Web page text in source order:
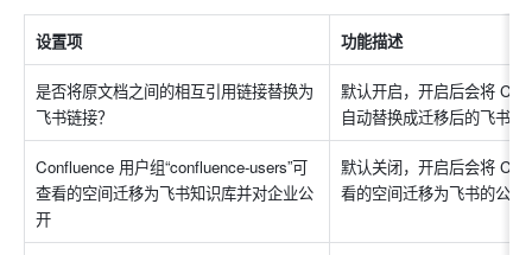
设置项 功能描述
是否将原文档之间的相互引用链接替换为
飞书链接？
默认开启，开启后会将
自动替换成迁移后的飞书链
Confluence 用户组“confluence-users”可
查看的空间迁移为飞书知识库并对企业公
开
默认关闭，开启后会将
看的空间迁移为飞书的公开